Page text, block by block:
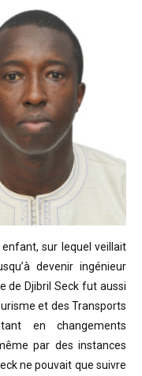
sur lequel veillait
devenir ingénieur
de Djibril Seck fut aussi
et des Transports
en changements
par des instances
ne pouvait que suivre